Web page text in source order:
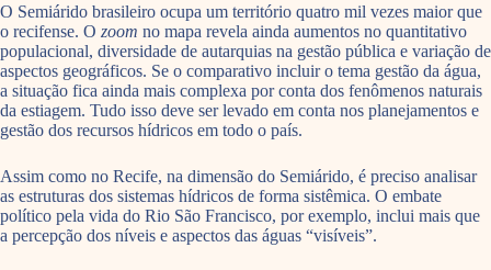
O Semiárido brasileiro ocupa um território quatro mil vezes maior que
o recifense. O zoom no mapa revela ainda aumentos no quantitativo
populacional, diversidade de autarquias na gestão pública e variação de
aspectos geográficos. Se o comparativo incluir o tema gestão da água,
a situação fica ainda mais complexa por conta dos fenômenos naturais
da estiagem. Tudo isso deve ser levado em conta nos planejamentos e
gestão dos recursos hídricos em todo o país.
Assim como no Recife, na dimensão do Semiárido, é preciso analisar
as estruturas dos sistemas hídricos de forma sistêmica. O embate
político pela vida do Rio São Francisco, por exemplo, inclui mais que
a percepção dos níveis e aspectos das águas “visíveis”.